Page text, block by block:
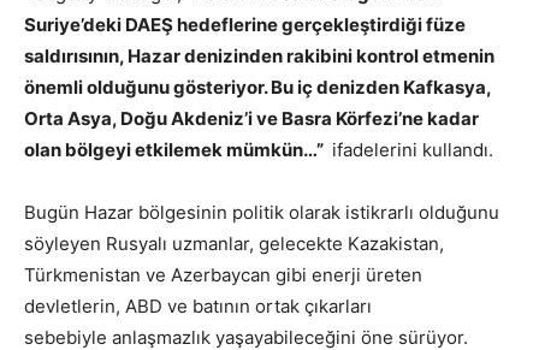
Suriye’deki DAEŞ hedeflerine gerçekleştirdiği füze
saldırısının, Hazar denizinden rakibini kontrol etmenin
önemli olduğunu gösteriyor. Bu iç denizden Kafkasya,
Orta Asya, Doğu Akdeniz’i ve Basra Körfezi’ne kadar
olan bölgeyi etkilemek mümkün…” ifadelerini kullandı.
Bugün Hazar bölgesinin politik olarak istikrarlı olduğunu
söyleyen Rusyalı uzmanlar, gelecekte Kazakistan,
Türkmenistan ve Azerbaycan gibi enerji üreten
devletlerin, ABD ve batının ortak çıkarları
sebebiyle anlaşmazlık yaşayabileceğini öne sürüyor.